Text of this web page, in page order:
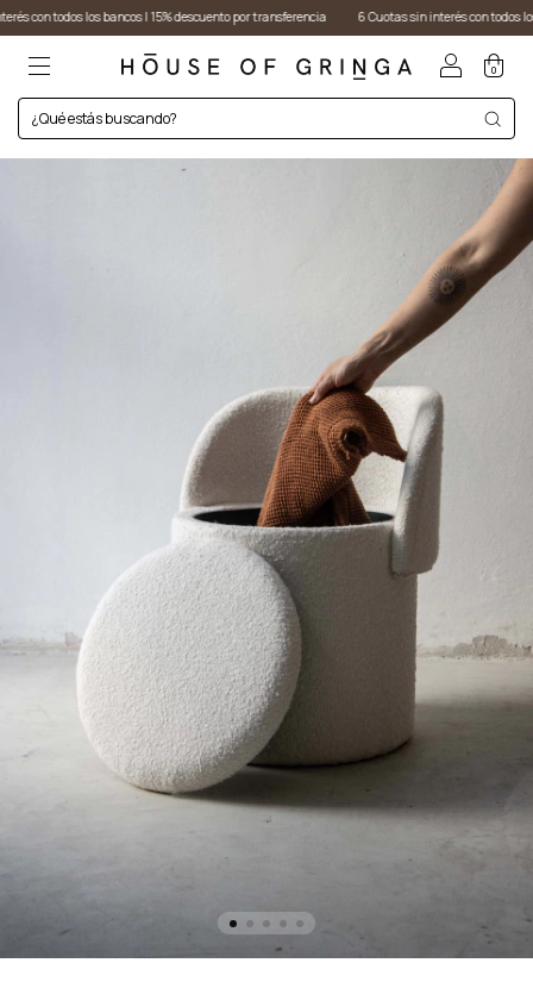
los bancos I 15% descuento por transferencia 6 Cuotas sin interés con todos los
0